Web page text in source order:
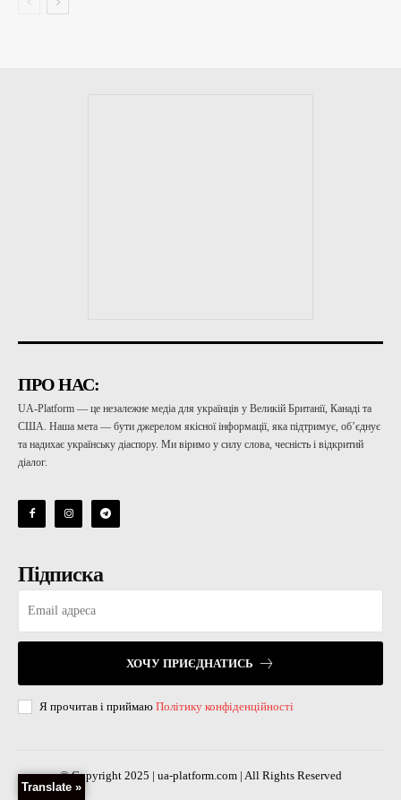
ПРО НАС:
UA-Platform — це незалежне медіа для українців у Великій Британії, Канаді та
США. Наша мета — бути джерелом якісної інформації, яка підтримує, об’єднує
та надихає українську діаспору. Ми віримо у силу слова, чесність і відкритий
діалог.
Підписка
ХОЧУ ПРИЄДНАТИСЬ
Я прочитав і приймаю Політику конфіденційності
© Copyright 2025 | ua-platform.com | All Rights Reserved
Translate »